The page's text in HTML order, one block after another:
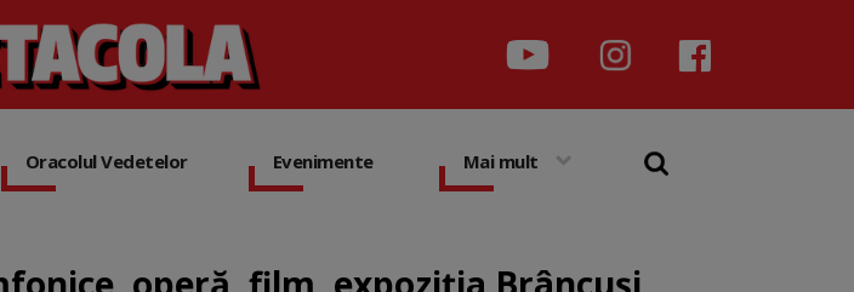
Oracolul Vedetelor Evenimente Mai mult